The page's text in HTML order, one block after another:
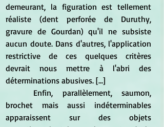
demeurant, la figuration est tellement
réaliste (dent perforée de Duruthy,
gravure de Gourdan) qu'il ne subsiste
aucun doute. Dans d'autres, l'application
restrictive de ces quelques critères
devrait nous mettre à l'abri des
déterminations abusives. [...]
brochet mais aussi indéterminables
apparaissent sur des objets